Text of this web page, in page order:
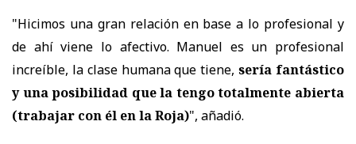
"Hicimos una gran relación en base a lo profesional y
de ahí viene lo afectivo. Manuel es un profesional
increíble, la clase humana que tiene,sería fantástico
y una posibilidad que la tengo totalmente abierta
(trabajar con él en la Roja)", añadió.